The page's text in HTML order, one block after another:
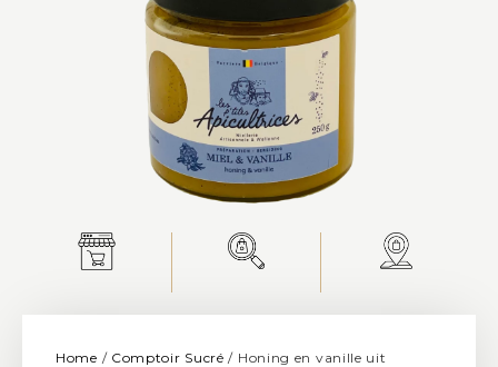
Home / Comptoir Sucré / Honing en vanille uit